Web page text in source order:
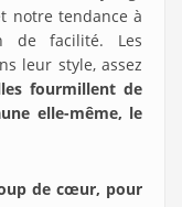
notre tendance à
de facilité. Les
leur style, assez
fourmillent de
elle-même, le
de cœur, pour